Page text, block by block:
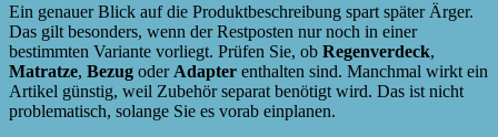
Ein genauer Blick auf die Produktbeschreibung spart später Ärger.
Das gilt besonders, wenn der Restposten nur noch in einer
bestimmten Variante vorliegt. Prüfen Sie, ob Regenverdeck,
Matratze, Bezug oder Adapter enthalten sind. Manchmal wirkt ein
Artikel günstig, weil Zubehör separat benötigt wird. Das ist nicht
problematisch, solange Sie es vorab einplanen.